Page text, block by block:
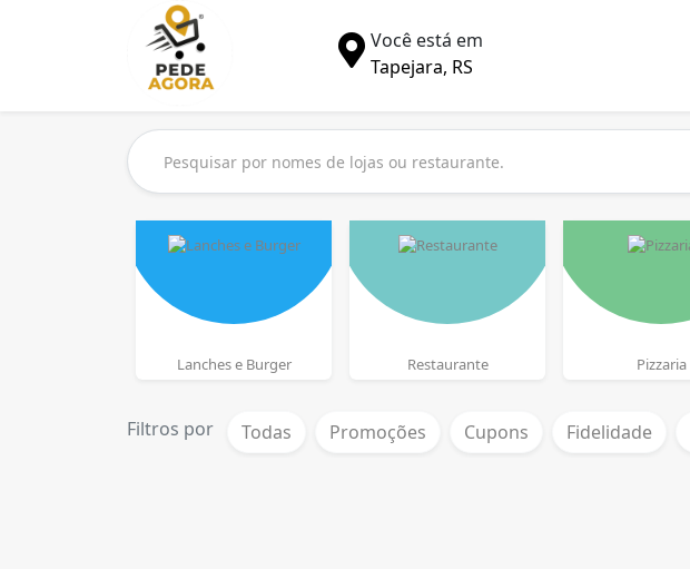
Você está em
Tapejara, RS
Lanches e Burger Restaurante Pizzaria
Filtros por Todas Promoções Cupons Fidelidade